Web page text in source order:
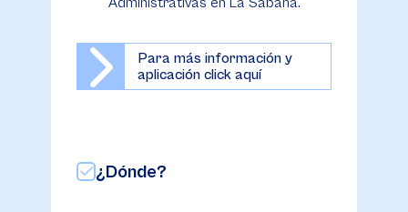
Para más información y
aplicación click aquí
¿Dónde?